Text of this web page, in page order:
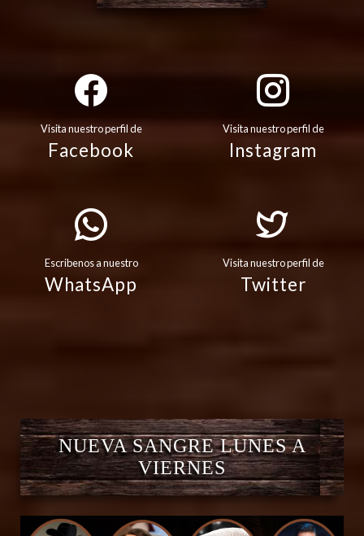
Visita nuestro perfil de
Facebook
Visita nuestro perfil de
Instagram
Escribenos a nuestro
WhatsApp
Visita nuestro perfil de
Twitter
NUEVA SANGRE LUNES A
VIERNES